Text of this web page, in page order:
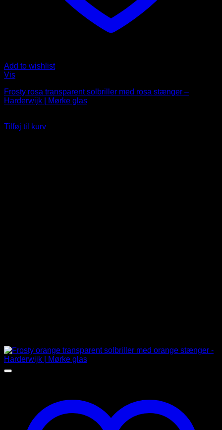
Add to wishlist
Vis
Frosty rosa transparent solbriller med rosa stænger –
Harderwijk | Mørke glas
Tilføj til kurv